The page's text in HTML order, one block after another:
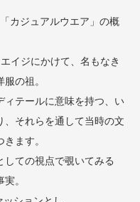
カジュアルウエア」の概
イジにかけて、名もなき
の祖。
ィテールに意味を持つ、い
、それらを通して当時の文
ます。
ての視点で覗いてみる
。